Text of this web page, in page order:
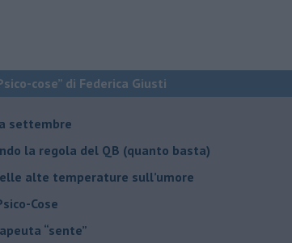
cose” di Federica Giusti
settembre
la regola del QB (quanto basta)
alte temperature sull’umore
Cose
“sente”